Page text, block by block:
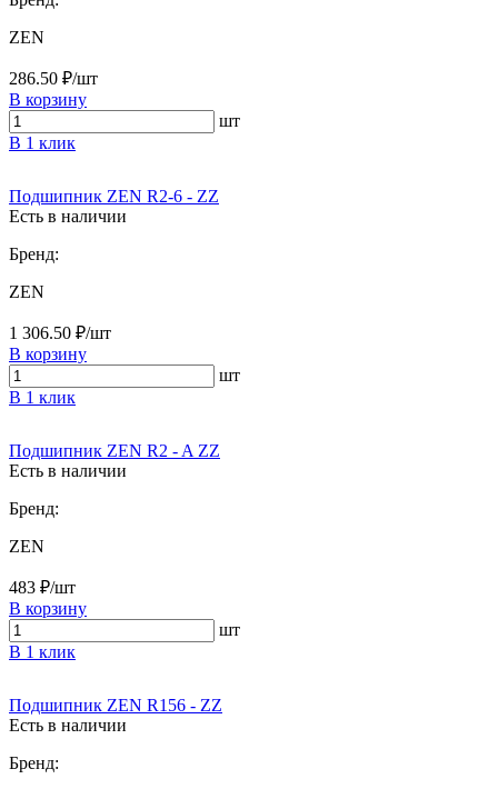
ZEN
286.50 ₽/шт
В корзину
шт
В 1 клик
Подшипник ZEN R2-6 - ZZ
Есть в наличии
Бренд:
ZEN
1 306.50 ₽/шт
В корзину
шт
В 1 клик
Подшипник ZEN R2 - A ZZ
Есть в наличии
Бренд:
ZEN
483 ₽/шт
В корзину
шт
В 1 клик
Подшипник ZEN R156 - ZZ
Есть в наличии
Бренд: